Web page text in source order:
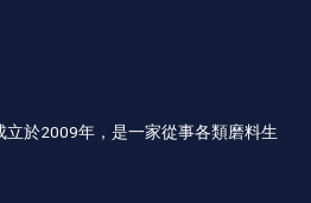
於2009年，是一家從事各類磨料生